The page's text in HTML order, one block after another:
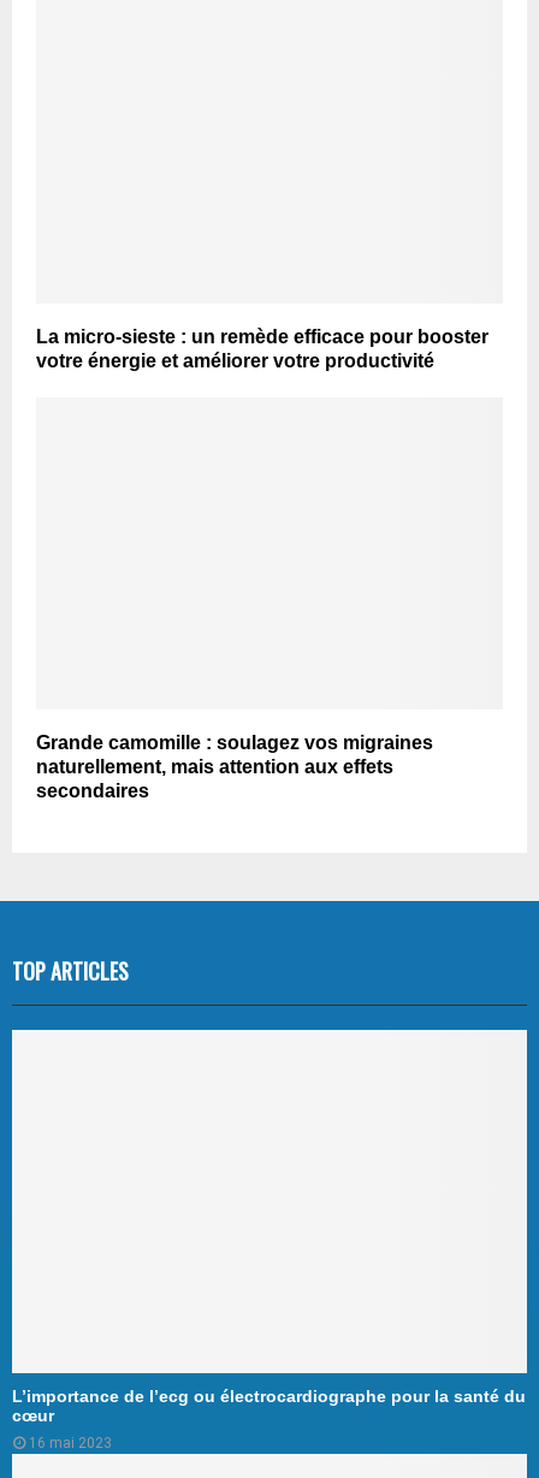
La micro-sieste : un remède efficace pour booster
votre énergie et améliorer votre productivité
Grande camomille : soulagez vos migraines
naturellement, mais attention aux effets
secondaires
TOP ARTICLES
L’importance de l’ecg ou électrocardiographe pour la santé du
cœur
16 mai 2023